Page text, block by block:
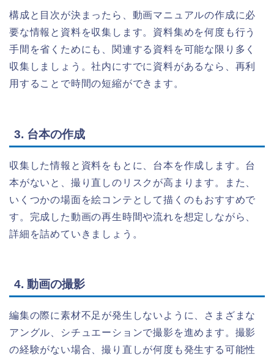
構成と目次が決まったら、動画マニュアルの作成に必
要な情報と資料を収集します。資料集めを何度も行う
手間を省くためにも、関連する資料を可能な限り多く
収集しましょう。社内にすでに資料があるなら、再利
用することで時間の短縮ができます。
3. 台本の作成
収集した情報と資料をもとに、台本を作成します。台
本がないと、撮り直しのリスクが高まります。また、
いくつかの場面を絵コンテとして描くのもおすすめで
す。完成した動画の再生時間や流れを想定しながら、
詳細を詰めていきましょう。
4. 動画の撮影
編集の際に素材不足が発生しないように、さまざまな
アングル、シチュエーションで撮影を進めます。撮影
の経験がない場合、撮り直しが何度も発生する可能性